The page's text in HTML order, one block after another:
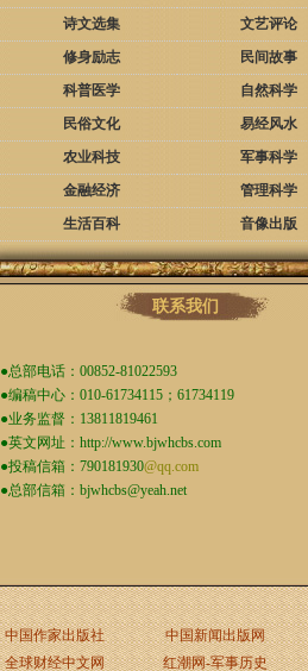
诗文选集
文艺评论
修身励志
民间故事
科普医学
自然科学
民俗文化
易经风水
农业科技
军事科学
金融经济
管理科学
生活百科
音像出版
联系我们
●总部电话：00852-81022593
●编稿中心：010-61734115；61734119
●业务监督：13811819461
●英文网址： http://www.bjwhcbs.com
●投稿信箱： 790181930@qq.com
●总部信箱： bjwhcbs@yeah.net
中国作家出版社 中国新闻出版网
全球财经中文网
红潮网-军事历史